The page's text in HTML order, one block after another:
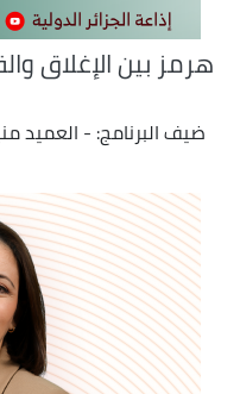
هرمز بين الإغلاق
ضيف البرنامج: - العميد